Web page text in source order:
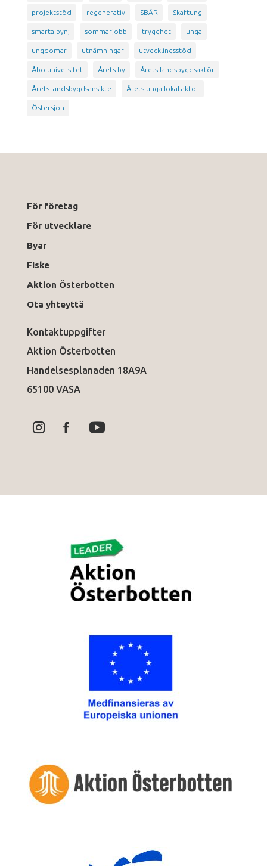
projektstöd regenerativ SBÄR Skaftung
smarta byn; sommarjobb trygghet unga
ungdomar utnämningar utvecklingsstöd
Åbo universitet Årets by Årets landsbygdsaktör
Årets landsbygdsansikte Årets unga lokal aktör
Östersjön
För företag
För utvecklare
Byar
Fiske
Aktion Österbotten
Ota yhteyttä
Kontaktuppgifter
Aktion Österbotten
Handelsesplanaden 18A9A
65100 VASA